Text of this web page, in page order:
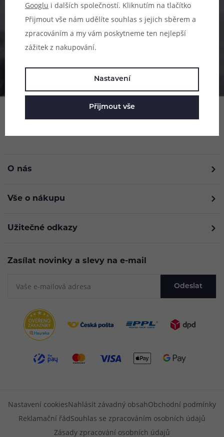
Po–Pá: 09:00–17:00
info@ejuice.cz
kdykoliv
O nás
Vše o nákupu
Užitečné odkazy
Zasílat novinky a slevy na e-mail
Odeslat
Nastavení cookiesNahlásit závadný obsahObchodní podmínky
Reklamační řádSouhlas se zpracováním osobních údajů
Zásady zpracování osobních údajů
Googlu i dalších společností. Kliknutím na tlačítko
Přijmout vše nám udělíte souhlas s jejich sběrem a
zpracováním a my vám poskytneme ten nejlepší
zážitek z nakupování.
Nastavení
Přijmout vše